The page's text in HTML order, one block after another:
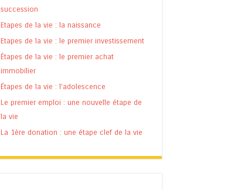
succession
Etapes de la vie : la naissance
Etapes de la vie : le premier investissement
Étapes de la vie : le premier achat
immobilier
Étapes de la vie : l’adolescence
Le premier emploi : une nouvelle étape de
la vie
La 1ère donation : une étape clef de la vie